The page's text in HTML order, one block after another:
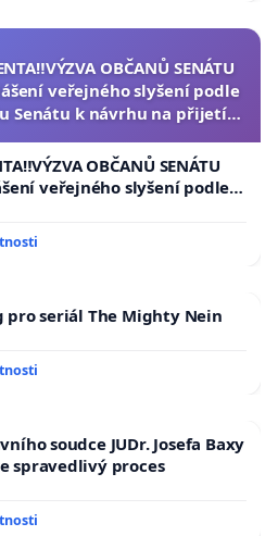
OBČANŮ SENÁTU
veřejného slyšení podle
Senátu k návrhu na přijetí
OBČANŮ SENÁTU
veřejného slyšení podle §
k návrhu na přijetí
žaloby na prezidenta
pro seriál The Mighty Nein
soudce JUDr. Josefa Baxy
spravedlivý proces